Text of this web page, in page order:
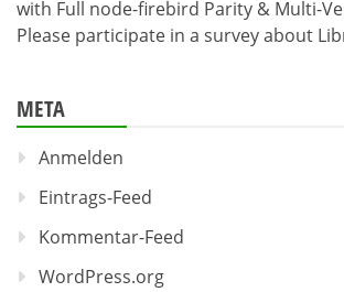
with Full node-firebird Parity & Multi-
Please participate in a survey about
META
Anmelden
Eintrags-Feed
Kommentar-Feed
WordPress.org